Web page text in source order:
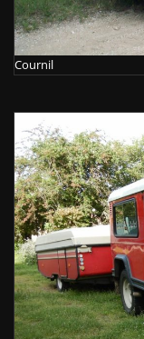
Cournil